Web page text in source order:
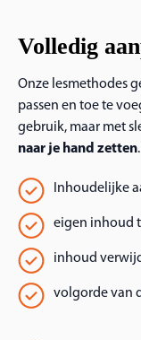
Volledig
Onze lesmethodes
passen en toe te
gebruik, maar met
naar je hand zetten.
Inhoudelijke
eigen inhoud
inhoud
volgorde van